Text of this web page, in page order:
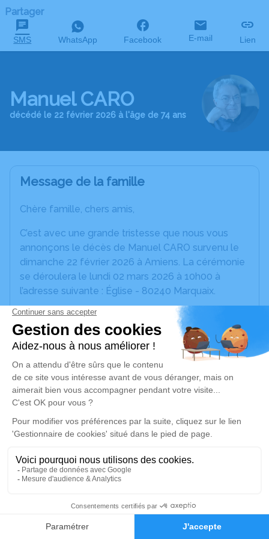
Faire-part Hommages
Partager
SMS WhatsApp Facebook E-mail Lien
Manuel CARO
décédé le 22 février 2026 à l'âge de 74 ans
Message de la famille
Chère famille, chers amis,
C’est avec une grande tristesse que nous vous
annonçons le décès de Manuel CARO survenu le
dimanche 22 février 2026 à Amiens. La cérémonie
se déroulera le lundi 02 mars 2026 à 10h00 à
l’adresse suivante : Église - 80240 Marquaix.
Nous vous invitons à utiliser cet espace pour
laisser vos condoléances, partager des photos
souvenirs, une anecdote ou exprimer vos pensées
à travers des poèmes ou des textes. Cet endroit
est un lieu d'expression dédié à honorer la
mémoire de Manuel CARO.
Je rends hommage
Cérémonie religieuse
lundi 02 mars 2026 à 10h00
80240 Marquaix